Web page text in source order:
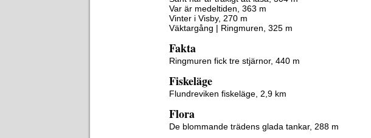
Var är medeltiden, 363 m
Vinter i Visby, 270 m
Väktargång | Ringmuren, 325 m
Fakta
Ringmuren fick tre stjärnor, 440 m
Fiskeläge
Flundreviken fiskeläge, 2,9 km
Flora
De blommande trädens glada tankar, 288 m